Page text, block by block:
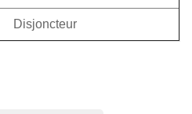
Disjoncteur